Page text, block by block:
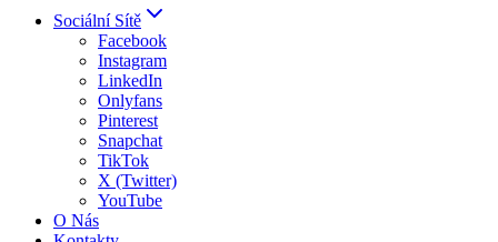
Sociální Sítě
Facebook
Instagram
LinkedIn
Onlyfans
Pinterest
Snapchat
TikTok
X (Twitter)
YouTube
O Nás